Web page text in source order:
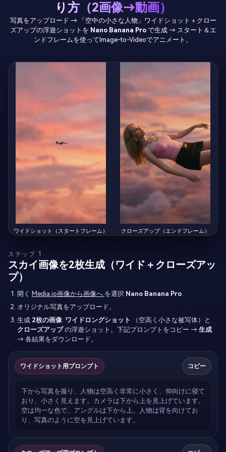
り方（2画像→動画）
写真をアップロード → 「空中の小さな人物」ワイドショット＋クロー
ズアップの浮遊ショットを Nano Banana Proで生成 → スタート＆エ
ンドフレームを使ってImage-to-Videoでアニメート。
ワイドショット（スタートフレーム） クローズアップ（エンドフレーム）
ステップ 1
スカイ画像を2枚生成（ワイド＋クローズアッ
プ）
開く Media.io画像から画像へ を選択 Nano Banana Pro.
オリジナル写真をアップロード。
生成 2枚の画像: ワイドロングショット
（空高く小さな被写体）と
クローズアップの浮遊ショット。下記プロンプトをコピー → 生成
→ 各結果をダウンロード。
ワイドショット用プロンプト コピー
下から写真を撮り、人物は空高く非常に小さく、仰向けに寝て
おり、小さく見えます。カメラは下から上を見上げています。
空は均一な色で、アングルは下から上。人物は背を向けてお
り、写真のように空を見上げています。